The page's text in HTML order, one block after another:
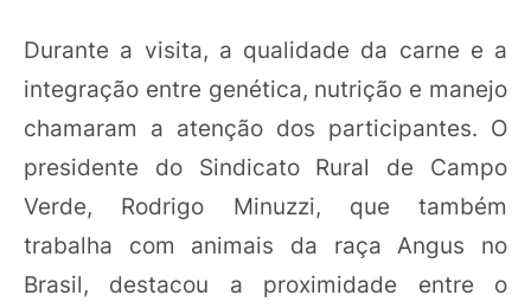
Durante a visita, a qualidade da carne e a
integração entre genética, nutrição e manejo
chamaram a atenção dos participantes. O
presidente do Sindicato Rural de Campo
Verde, Rodrigo Minuzzi, que também
trabalha com animais da raça Angus no
Brasil, destacou a proximidade entre o